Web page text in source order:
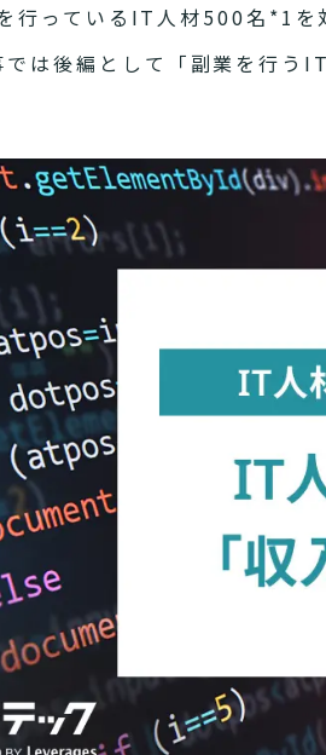
行っているIT人材500名*1を
では後編として「副業を行う